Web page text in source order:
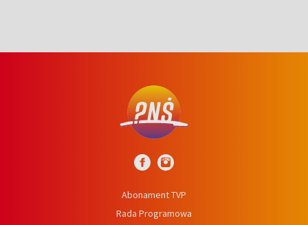
Abonament TVP
Rada Programowa